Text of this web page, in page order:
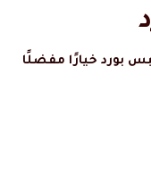
بورد خيارًا مفضلًا